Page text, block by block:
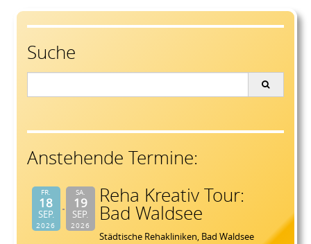
Suche
Anstehende Termine:
FR.
18
SEP.
2026
SA.
19
SEP.
2026
Reha Kreativ Tour:
Bad Waldsee
Städtische Rehakliniken, Bad Waldsee